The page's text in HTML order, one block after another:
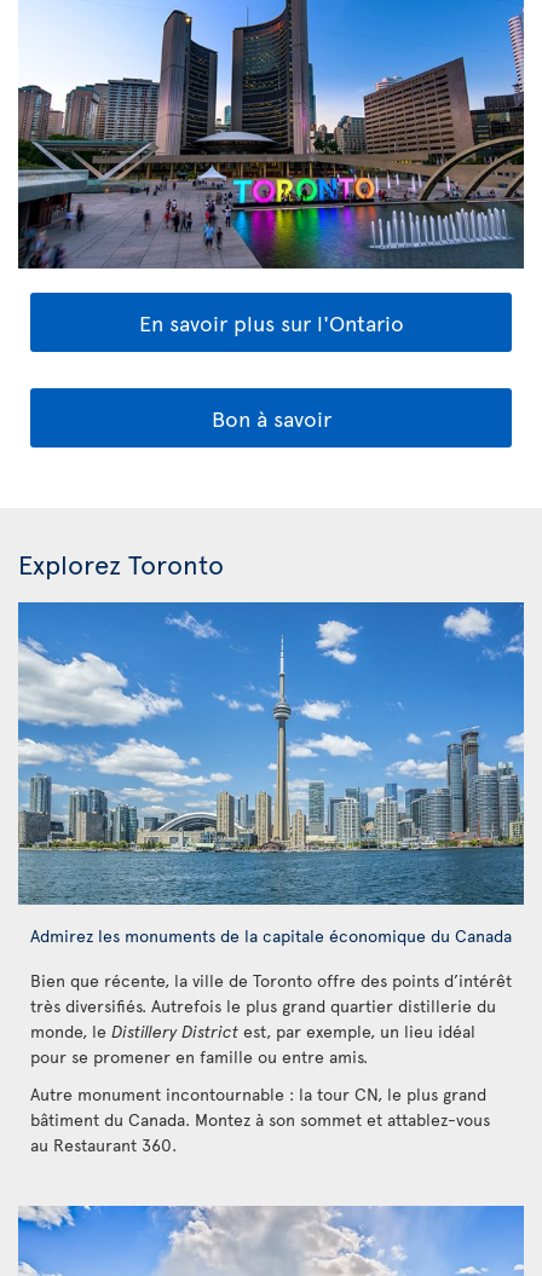
En savoir plus sur l'Ontario
Bon à savoir
Explorez Toronto
Admirez les monuments de la capitale économique du Canada
Bien que récente, la ville de Toronto offre des points d’intérêt
très diversifiés. Autrefois le plus grand quartier distillerie du
monde, le Distillery District est, par exemple, un lieu idéal
pour se promener en famille ou entre amis.
Autre monument incontournable : la tour CN, le plus grand
bâtiment du Canada. Montez à son sommet et attablez-vous
au Restaurant 360.